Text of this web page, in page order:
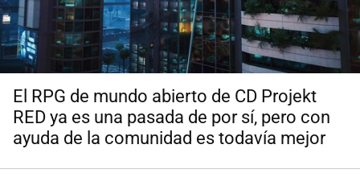
El RPG de mundo abierto de CD Projekt
RED ya es una pasada de por sí, pero con
ayuda de la comunidad es todavía mejor